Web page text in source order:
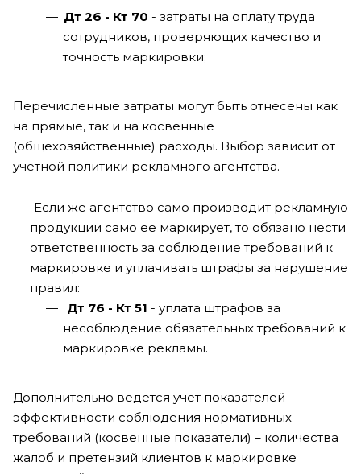
Дт 26 - Кт 70 - затраты на оплату труда
сотрудников, проверяющих качество и
точность маркировки;
Перечисленные затраты могут быть отнесены как
на прямые, так и на косвенные
(общехозяйственные) расходы. Выбор зависит от
учетной политики рекламного агентства.
Если же агентство само производит рекламную
продукции само ее маркирует, то обязано нести
ответственность за соблюдение требований к
маркировке и уплачивать штрафы за нарушение
правил:
Дт 76 - Кт 51 - уплата штрафов за
несоблюдение обязательных требований к
маркировке рекламы.
Дополнительно ведется учет показателей
эффективности соблюдения нормативных
требований (косвенные показатели) – количества
жалоб и претензий клиентов к маркировке